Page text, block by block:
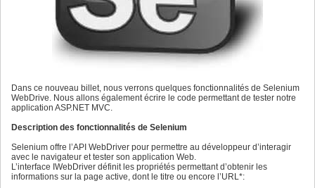
Dans ce nouveau billet, nous verrons quelques fonctionnalités de Selenium
WebDrive. Nous allons également écrire le code permettant de tester notre
application ASP.NET MVC.
Description des fonctionnalités de Selenium
Selenium offre l’API WebDriver pour permettre au développeur d’interagir
avec le navigateur et tester son application Web.
L’interface IWebDriver définit les propriétés permettant d’obtenir les
informations sur la page active, dont le titre ou encore l’URL*: